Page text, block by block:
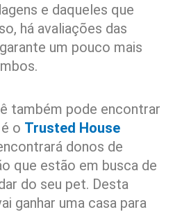
e daqueles que
há avaliações das
um pouco mais
também pode encontrar
o Trusted House
donos de
que estão em busca de
do seu pet. Desta
ganhar uma casa para